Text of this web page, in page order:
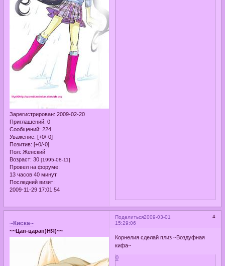
Зарегистрирован: 2009-02-20
Приглашений: 0
Сообщений: 224
Уважение: [+0/-0]
Позитив: [+0/-0]
Пол: Женский
Возраст: 30 [1995-08-11]
Провел на форуме:
13 часов 40 минут
Последний визит:
2009-11-29 17:01:54
Поделиться 4
2009-03-01
15:29:06
~Киска~
~~Цап-царап)НЯ)~~
Корнелия сделай плиз ~Воздуфная
кифа~
0